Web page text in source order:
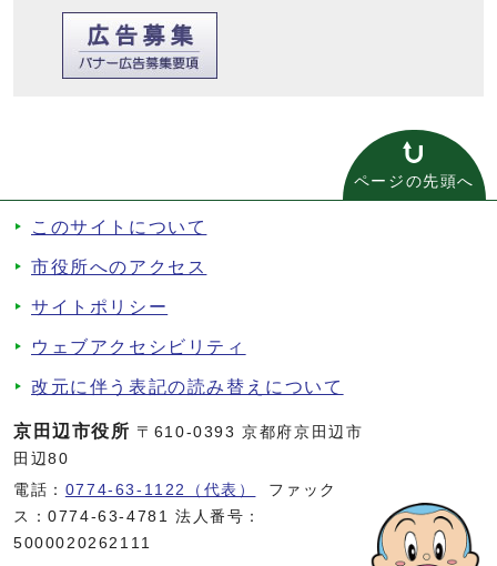
ページの先頭へ
このサイトについて
市役所へのアクセス
サイトポリシー
ウェブアクセシビリティ
改元に伴う表記の読み替えについて
京田辺市役所 〒610-0393 京都府京田辺市
田辺80
電話： 0774-63-1122（代表）
ファック
ス：0774-63-4781 法人番号：
5000020262111